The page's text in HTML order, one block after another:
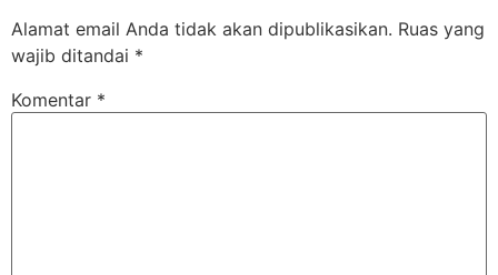
Alamat email Anda tidak akan dipublikasikan. Ruas yang
wajib ditandai *
Komentar *